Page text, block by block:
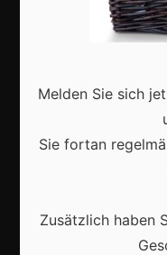
Webshops
Melden Sie sich
Sie fortan
Zusätzlich haben